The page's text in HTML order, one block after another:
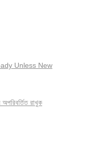
Unless New
রাখুক